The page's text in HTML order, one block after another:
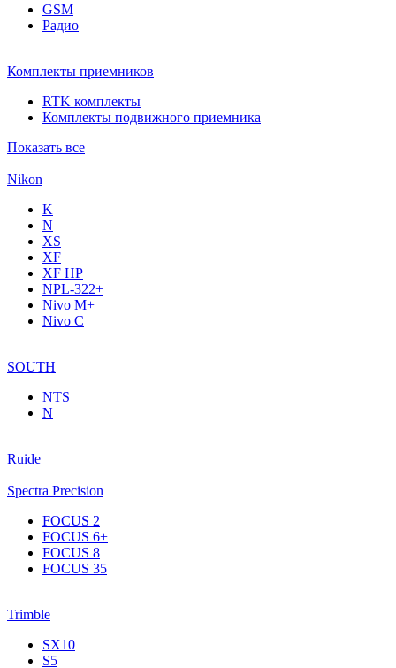
GSM
Радио
Комплекты приемников
RTK комплекты
Комплекты подвижного приемника
Показать все
Nikon
K
N
XS
XF
XF НР
NPL-322+
Nivo M+
Nivo C
SOUTH
NTS
N
Ruide
Spectra Precision
FOCUS 2
FOCUS 6+
FOCUS 8
FOCUS 35
Trimble
SX10
S5